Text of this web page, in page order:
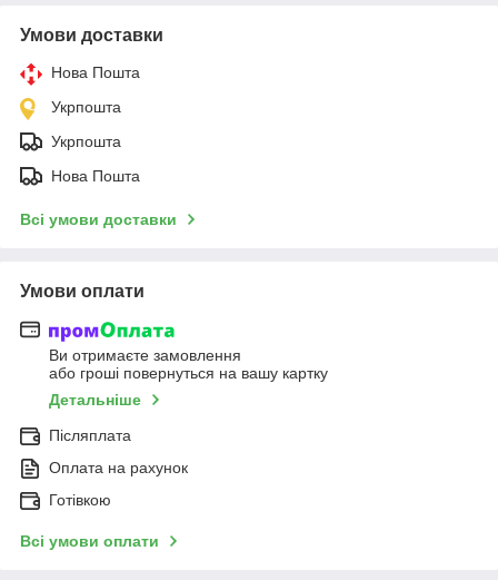
Умови доставки
Нова Пошта
Укрпошта
Укрпошта
Нова Пошта
Всі умови доставки
Умови оплати
Ви отримаєте замовлення
або гроші повернуться на вашу картку
Детальніше
Післяплата
Оплата на рахунок
Готівкою
Всі умови оплати